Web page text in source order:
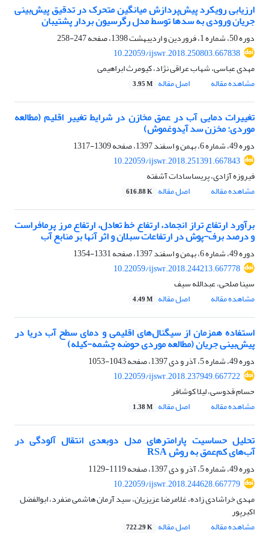
ارزیابی رویکرد پیش‌پردازش میانگین متحرک در تدقیق پیش‌بینی
جریان ورودی به سدها توسط مدل رگرسیون بردار پشتیبان
دوره 50، شماره 1، فروردین و اردیبهشت 1398، صفحه
247-258
10.22059/ijswr.2018.250803.667838
مهدی عباسی، شهاب عراقی نژاد، کیومرث ابراهیمی
مشاهده مقاله
اصل مقاله 3.95 M
تغییرات دمایی آب در عمق مخازن در شرایط تغییر اقلیم (مطالعه
موردی: مخزن سد آیدوغموش)
دوره 49، شماره 6، بهمن و اسفند 1397، صفحه
1309-1317
10.22059/ijswr.2018.251391.667843
فیروزه آزادی، پریساسادات آشفته
مشاهده مقاله
اصل مقاله 616.88 K
برآورد ارتفاع تراز انجماد، ارتفاع خط تعادل، ارتفاع مرز پرمافراست
و درصد برف-پوش در ارتفاعات سبلان و اثر آنها بر منابع آب
دوره 49، شماره 6، بهمن و اسفند 1397، صفحه
1331-1354
10.22059/ijswr.2018.244213.667778
سینا صلحی، عبدالله سیف
مشاهده مقاله
اصل مقاله 4.49 M
استفاده همزمان از سیگنال‌های اقلیمی و دمای سطح آب دریا در
پیش‌بینی جریان (مطالعه موردی حوضه چشمه-کیله)
دوره 49، شماره 5، آذر و دی 1397، صفحه
1043-1053
10.22059/ijswr.2018.237949.667722
حسام قدوسی، لیلا کوشافر
مشاهده مقاله
اصل مقاله 1.38 M
تحلیل حساسیت پارامترهای مدل دوبعدی انتقال آلودگی در
آب‌های کم‌عمق به روش RSA
دوره 49، شماره 5، آذر و دی 1397، صفحه
1119-1129
10.22059/ijswr.2018.244628.667779
مهدی خراشادی زاده، غلامرضا عزیزیان، سید آرمان هاشمی منفرد، ابوالفضل
اکبرپور
مشاهده مقاله
اصل مقاله 722.29 K